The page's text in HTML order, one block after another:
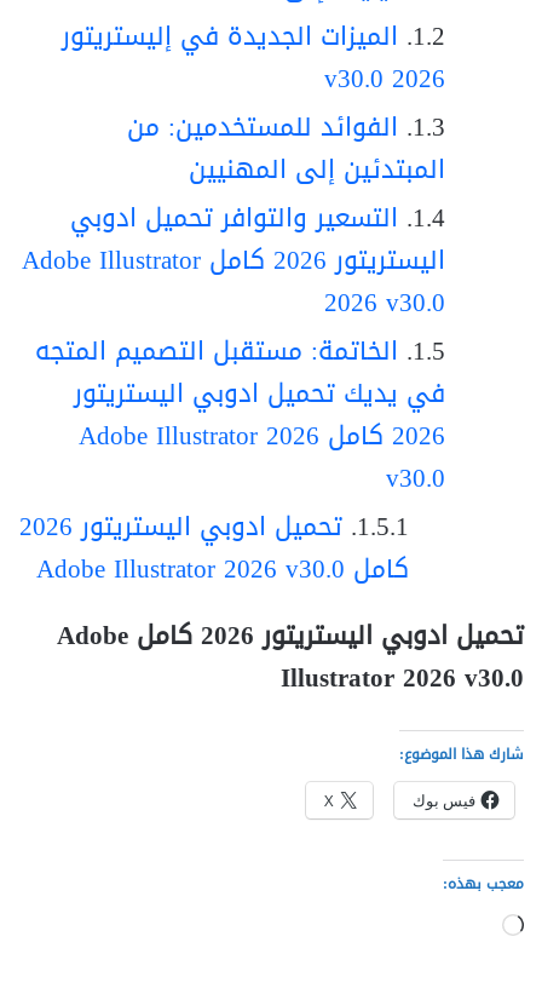
الميزات الجديدة في إليستريتور
2026 v30.0
الفوائد للمستخدمين: من
المبتدئين إلى المهنيين
التسعير والتوافر تحميل ادوبي
اليستريتور 2026 كامل Adobe Illustrator
2026 v30.0
الخاتمة: مستقبل التصميم المتجه
في يديك تحميل ادوبي اليستريتور
2026 كامل Adobe Illustrator 2026
v30.0
تحميل ادوبي اليستريتور 2026
كامل Adobe Illustrator 2026 v30.0
تحميل ادوبي اليستريتور 2026 كامل Adobe
Illustrator 2026 v30.0
شارك هذا الموضوع:
فيس بوك X
معجب بهذه:
جاري